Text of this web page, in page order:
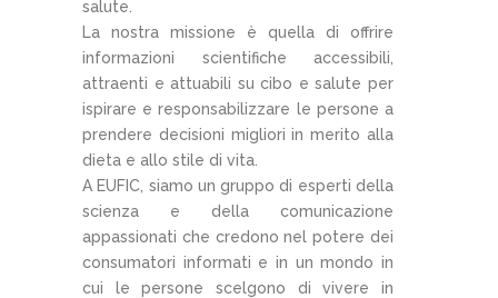
salute.
La nostra missione è quella di offrire
informazioni scientifiche accessibili,
attraenti e attuabili su cibo e salute per
ispirare e responsabilizzare le persone a
prendere decisioni migliori in merito alla
dieta e allo stile di vita.
A EUFIC, siamo un gruppo di esperti della
scienza e della comunicazione
appassionati che credono nel potere dei
consumatori informati e in un mondo in
cui le persone scelgono di vivere in